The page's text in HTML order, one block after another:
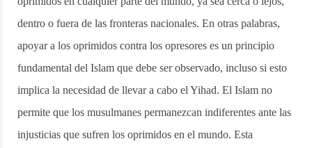
dentro o fuera de las fronteras nacionales. En otras palabras,
apoyar a los oprimidos contra los opresores es un principio
fundamental del Islam que debe ser observado, incluso si esto
implica la necesidad de llevar a cabo el Yihad. El Islam no
permite que los musulmanes permanezcan indiferentes ante las
injusticias que sufren los oprimidos en el mundo. Esta